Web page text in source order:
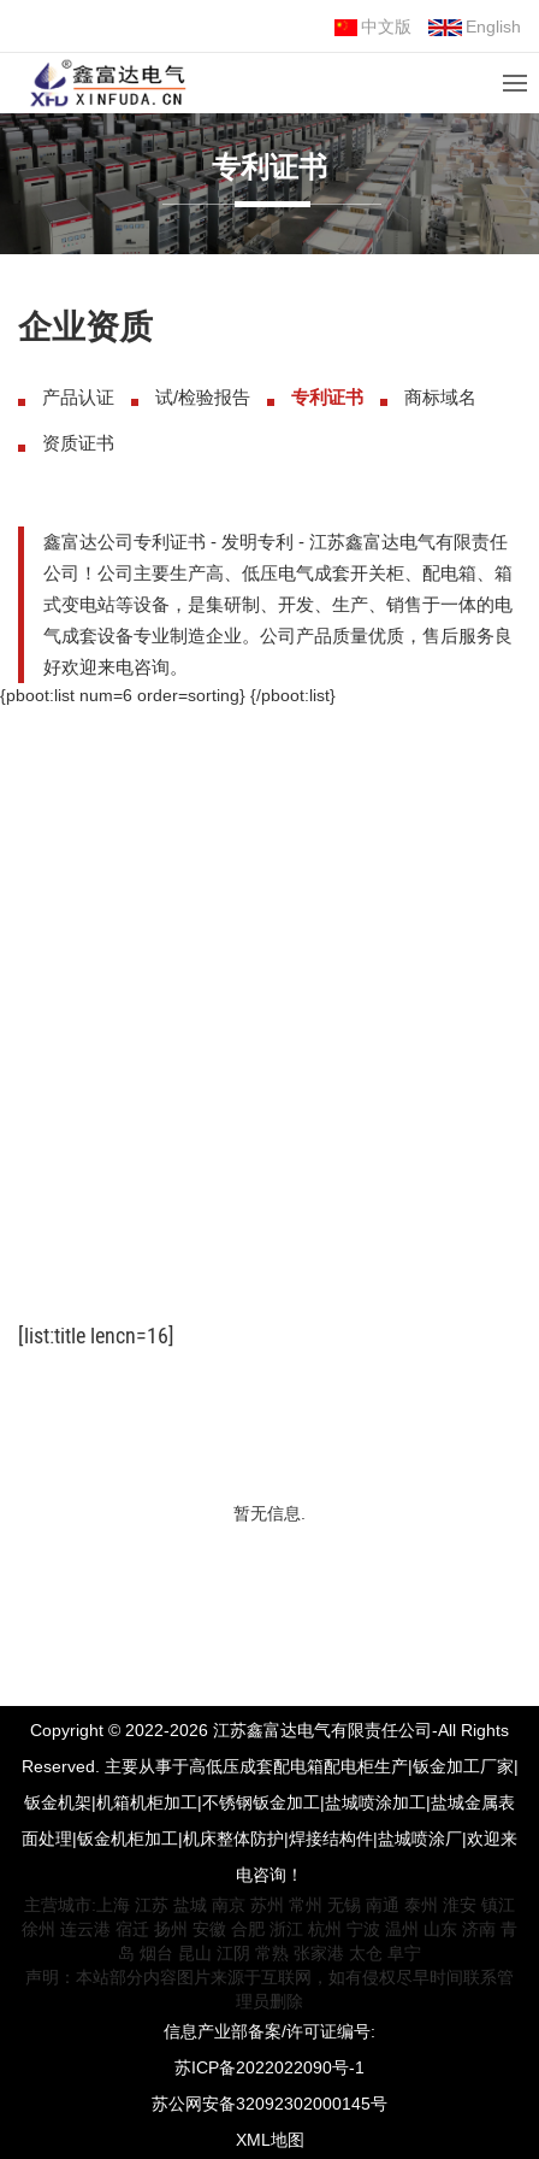
中文版 English
专利证书
企业资质
产品认证 试/检验报告 专利证书 商标域名
资质证书
鑫富达公司专利证书 - 发明专利 - 江苏鑫富达电气有限责任
公司！公司主要生产高、低压电气成套开关柜、配电箱、箱
式变电站等设备，是集研制、开发、生产、销售于一体的电
气成套设备专业制造企业。公司产品质量优质，售后服务良
好欢迎来电咨询。
{pboot:list num=6 order=sorting}
[list:title lencn=16]
{/pboot:list}
暂无信息.
Copyright © 2022-2026 江苏鑫富达电气有限责任公司-All Rights
Reserved. 主要从事于高低压成套配电箱配电柜生产|钣金加工厂家|
钣金机架|机箱机柜加工|不锈钢钣金加工|盐城喷涂加工|盐城金属表
面处理|钣金机柜加工|机床整体防护|焊接结构件|盐城喷涂厂|欢迎来
电咨询！
主营城市: 上海 江苏 盐城 南京 苏州 常州 无锡 南通 泰州 淮安 镇江
徐州 连云港 宿迁 扬州 安徽 合肥 浙江 杭州 宁波 温州 山东 济南 青
岛 烟台 昆山 江阴 常熟 张家港 太仓 阜宁
声明：本站部分内容图片来源于互联网，如有侵权尽早时间联系管
理员删除
信息产业部备案/许可证编号:
苏ICP备2022022090号-1
苏公网安备32092302000145号
XML地图